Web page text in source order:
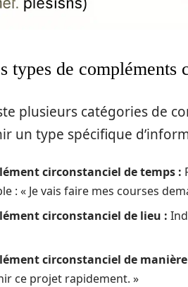
types de compléments
plusieurs catégories de
un type spécifique
circonstanciel de temps :
: « Je vais faire mes courses
circonstanciel de lieu :
circonstanciel de
ce projet rapidement. »